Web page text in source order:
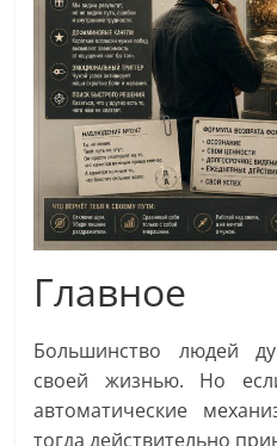
Главное
Большинство людей
своей жизнью. Но
автоматические
тогда действительно